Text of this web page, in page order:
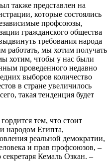
также представлен на
которые состоялись
профсоюзы,
гражданского общества
требования народа
работать, мы хотим получать
хотим, чтобы у нас были
проведенного недавно
выборов количество
в стране увеличилось
такая тенденция будет
тем, что стоит
народом Египта,
реальной демократии,
и прав профсоюзов, –
Кемаль Озкан. –